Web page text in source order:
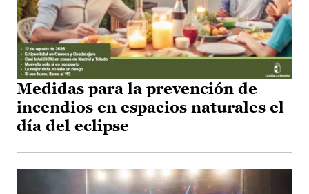
Medidas para la prevención de
incendios en espacios naturales el
día del eclipse